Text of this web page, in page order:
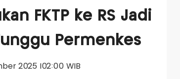
FKTP ke RS Jadi
Permenkes
2025 |02:00 WIB